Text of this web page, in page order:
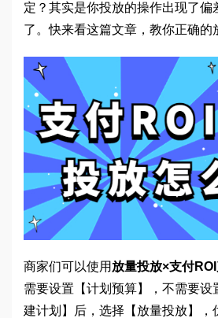
定？其实是你投放的操作出现了偏
了。快来看这篇文章，教你正确的
商家们可以使用 放量投放×支付
需要设置【计划预算】，不需要设
建计划】后，选择【放量投放】，